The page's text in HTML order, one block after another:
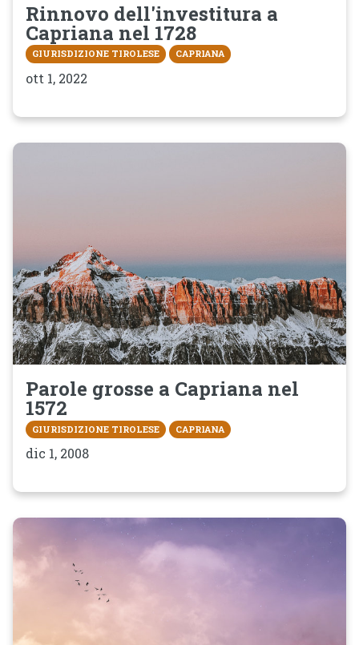
Rinnovo dell'investitura a
Capriana nel 1728
GIURISDIZIONE TIROLESE CAPRIANA
ott 1, 2022
Parole grosse a Capriana nel
1572
GIURISDIZIONE TIROLESE CAPRIANA
dic 1, 2008